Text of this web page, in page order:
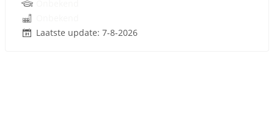
Laatste update: 7-8-2026